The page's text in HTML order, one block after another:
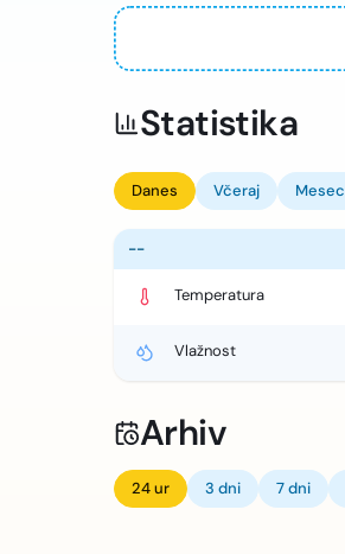
Statistika
Danes Včeraj Mesec
--
Temperatura
Vlažnost
Arhiv
24 ur 3 dni 7 dni